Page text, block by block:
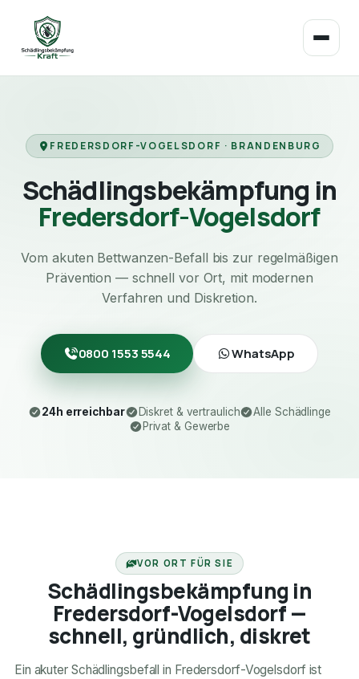
FREDERSDORF-VOGELSDORF · BRANDENBURG
Schädlingsbekämpfung in
Fredersdorf-Vogelsdorf
Vom akuten Bettwanzen-Befall bis zur regelmäßigen
Prävention — schnell vor Ort, mit modernen
Verfahren und Diskretion.
0800 1553 5544 WhatsApp
24h erreichbar Diskret & vertraulich
Alle Schädlinge
Privat & Gewerbe
VOR ORT FÜR SIE
Schädlingsbekämpfung in
Fredersdorf-Vogelsdorf —
schnell, gründlich, diskret
Ein akuter Schädlingsbefall in Fredersdorf-Vogelsdorf ist